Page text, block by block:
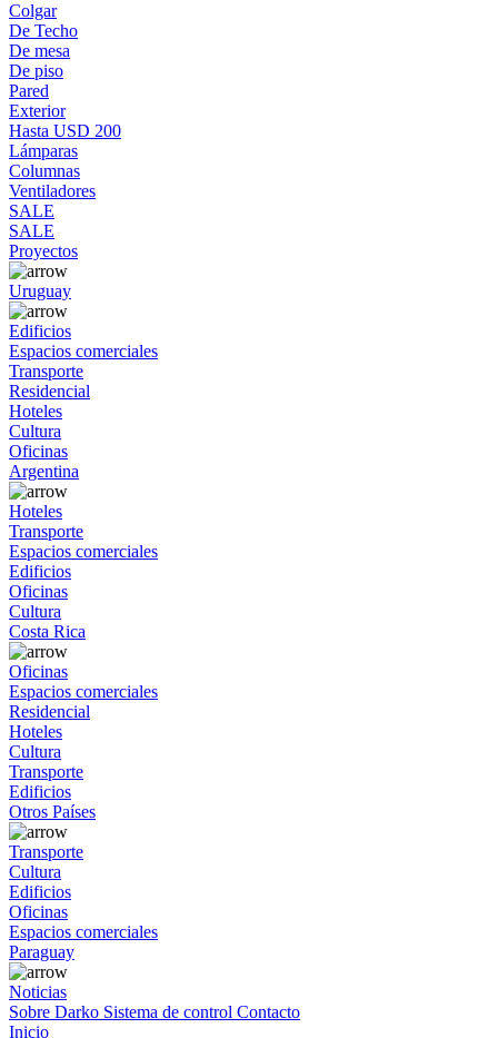
Colgar
De Techo
De mesa
De piso
Pared
Exterior
Hasta USD 200
Lámparas
Columnas
Ventiladores
SALE
SALE
Proyectos
Uruguay
Edificios
Espacios comerciales
Transporte
Residencial
Hoteles
Cultura
Oficinas
Argentina
Hoteles
Transporte
Espacios comerciales
Edificios
Oficinas
Cultura
Costa Rica
Oficinas
Espacios comerciales
Residencial
Hoteles
Cultura
Transporte
Edificios
Otros Países
Transporte
Cultura
Edificios
Oficinas
Espacios comerciales
Paraguay
Noticias
Sobre Darko Sistema de control Contacto
Inicio